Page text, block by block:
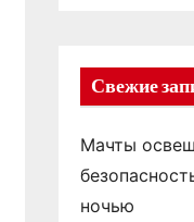
Свежие
Мачты
ночью